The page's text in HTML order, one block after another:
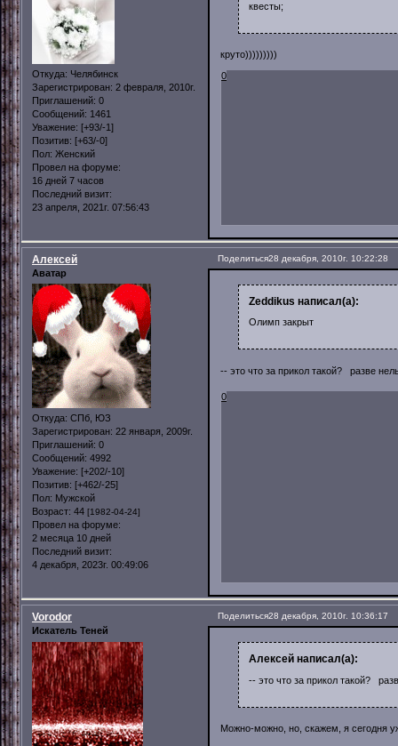
Откуда: Челябинск
Зарегистрирован: 2 февраля, 2010г.
Приглашений: 0
Сообщений: 1461
Уважение: [+93/-1]
Позитив: [+63/-0]
Пол: Женский
Провел на форуме:
16 дней 7 часов
Последний визит:
23 апреля, 2021г. 07:56:43
квесты;
круто)))))))))
0
Поделиться28 декабря, 2010г. 10:22:28
Алексей
Аватар
Откуда: СПб, ЮЗ
Зарегистрирован: 22 января, 2009г.
Приглашений: 0
Сообщений: 4992
Уважение: [+202/-10]
Позитив: [+462/-25]
Пол: Мужской
Возраст: 44 [1982-04-24]
Провел на форуме:
2 месяца 10 дней
Последний визит:
4 декабря, 2023г. 00:49:06
Zeddikus написал(а):
Олимп закрыт
-- это что за прикол такой? разве
0
Поделиться28 декабря, 2010г. 10:36:17
Vorodor
Искатель Теней
Алексей написал(а):
-- это что за прикол такой?
Можно-можно, но, скажем, я сегодня